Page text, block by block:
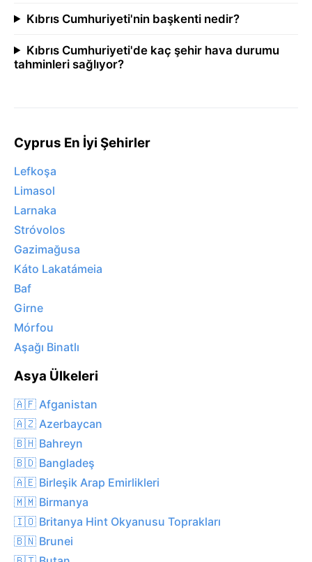
Kıbrıs Cumhuriyeti'nin başkenti nedir?
Kıbrıs Cumhuriyeti'de kaç şehir hava durumu
tahminleri sağlıyor?
Cyprus En İyi Şehirler
Lefkoşa
Limasol
Larnaka
Stróvolos
Gazimağusa
Káto Lakatámeia
Baf
Girne
Mórfou
Aşağı Binatlı
Asya Ülkeleri
🇦🇫 Afganistan
🇦🇿 Azerbaycan
🇧🇭 Bahreyn
🇧🇩 Bangladeş
🇦🇪 Birleşik Arap Emirlikleri
🇲🇲 Birmanya
🇮🇴 Britanya Hint Okyanusu Toprakları
🇧🇳 Brunei